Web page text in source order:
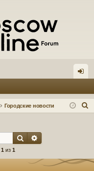
д
Городские новости
Поиск
1 из 1